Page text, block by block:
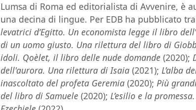
Lumsa di Roma ed editorialista di Avvenire, è
una decina di lingue. Per EDB ha pubblicato
levatrici d’Egitto. Un economista legge il libro
di un uomo giusto. Una rilettura del libro di
idoli. Qoèlet, il libro delle nude domande (2020);
dell'aurora. Una rilettura di Isaia (2021);L’alba
inascoltato del profeta Geremia(2020);Più
del libro di Samuele(2020);L’esilio e la